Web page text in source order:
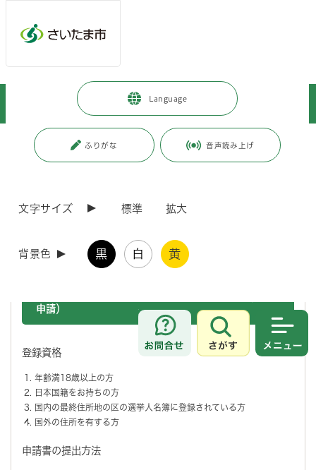
Language
ふりがな 音声読み上げ
文字サイズ 標準 拡大
背景色 黒 白 黄
お問合せ
さがす
人生のできごと > 住まい・引越し
転出入・転居の際の手続き
海外に転出するときの選挙の手続き
更新日付：2018年6月1日 / ページ番号：C059905
外国にいても「在外選挙制度」により、日本の国政選挙の投票ができま
ます。ここでは、出国前に国外への転出届を提出する場合に区選挙管理
委員会の窓口で申請する方法（出国時申請 ）について説明します。
申請）
登録資格
年齢満18歳以上の方
日本国籍をお持ちの方
国内の最終住所地の区の選挙人名簿に登録されている方
国外の住所を有する方
申請書の提出方法